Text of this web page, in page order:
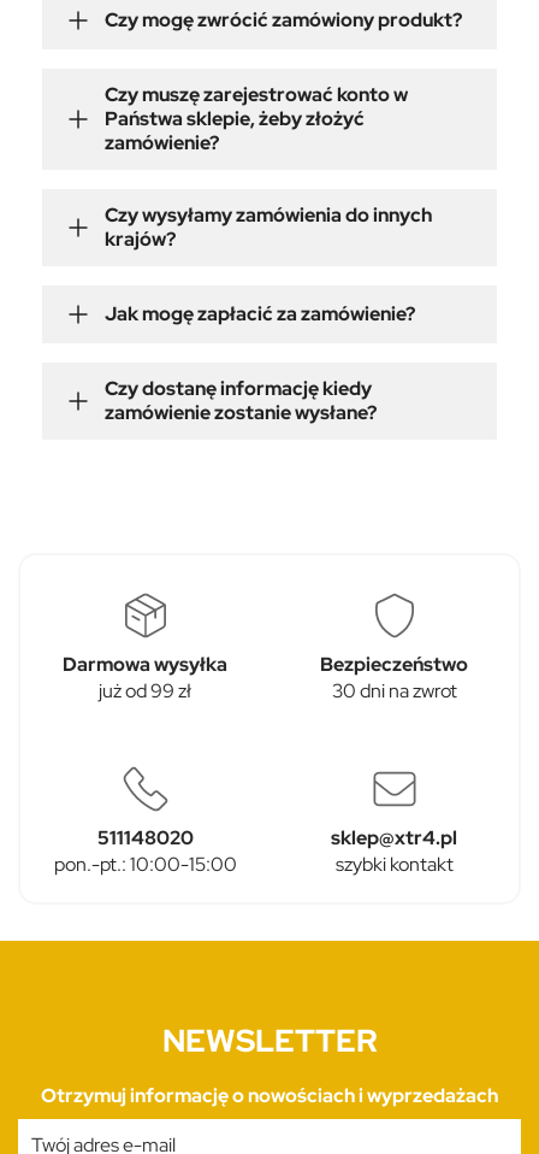
Czy mogę zwrócić zamówiony produkt?
Czy muszę zarejestrować konto w
Państwa sklepie, żeby złożyć
zamówienie?
Czy wysyłamy zamówienia do innych
krajów?
Jak mogę zapłacić za zamówienie?
Czy dostanę informację kiedy
zamówienie zostanie wysłane?
Darmowa wysyłka
już od 99 zł
Bezpieczeństwo
30 dni na zwrot
511148020
pon.-pt.: 10:00-15:00
sklep@xtr4.pl
szybki kontakt
NEWSLETTER
Otrzymuj informację o nowościach i wyprzedażach